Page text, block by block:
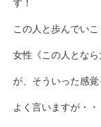
す！
この人と歩んでい
女性《この人とな
が、そういった感覚
よく言いますが・・